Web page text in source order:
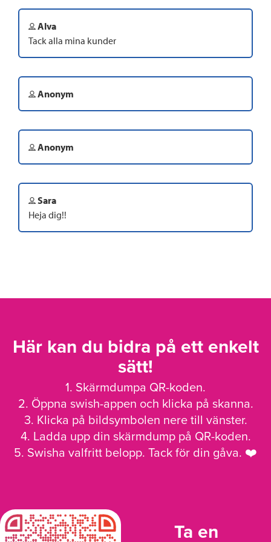
Alva
Tack alla mina kunder
Anonym
Anonym
Sara
Heja dig!!
Här kan du bidra på ett enkelt
sätt!
1. Skärmdumpa QR-koden.
2. Öppna swish-appen och klicka på skanna.
3. Klicka på bildsymbolen nere till vänster.
4. Ladda upp din skärmdump på QR-koden.
5. Swisha valfritt belopp. Tack för din gåva. ❤️
Ta en